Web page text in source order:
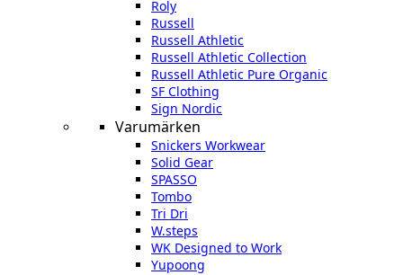
Roly
Russell
Russell Athletic
Russell Athletic Collection
Russell Athletic Pure Organic
SF Clothing
Sign Nordic
Varumärken
Snickers Workwear
Solid Gear
SPASSO
Tombo
Tri Dri
W.steps
WK Designed to Work
Yupoong